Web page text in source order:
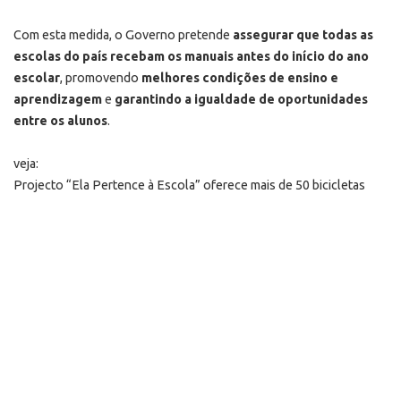
Com esta medida, o Governo pretende assegurar que todas as
escolas do país recebam os manuais antes do início do ano
escolar, promovendo melhores condições de ensino e
aprendizageme garantindo a igualdade de oportunidades
entre os alunos.
veja:
Projecto “Ela Pertence à Escola” oferece mais de 50 bicicletas